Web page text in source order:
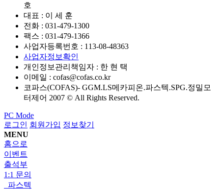
호
대표 : 이 세 훈
전화 : 031-479-1300
팩스 : 031-479-1366
사업자등록번호 : 113-08-48363
사업자정보확인
개인정보관리책임자 : 한 현 택
이메일 : cofas@cofas.co.kr
코파스(COFAS)- GGM.LS메카피온.파스텍.SPG.정밀모
터제어 2007 © All Rights Reserved.
PC Mode
로그인 회원가입 정보찾기
MENU
홈으로
이벤트
출석부
1:1 문의
파스텍